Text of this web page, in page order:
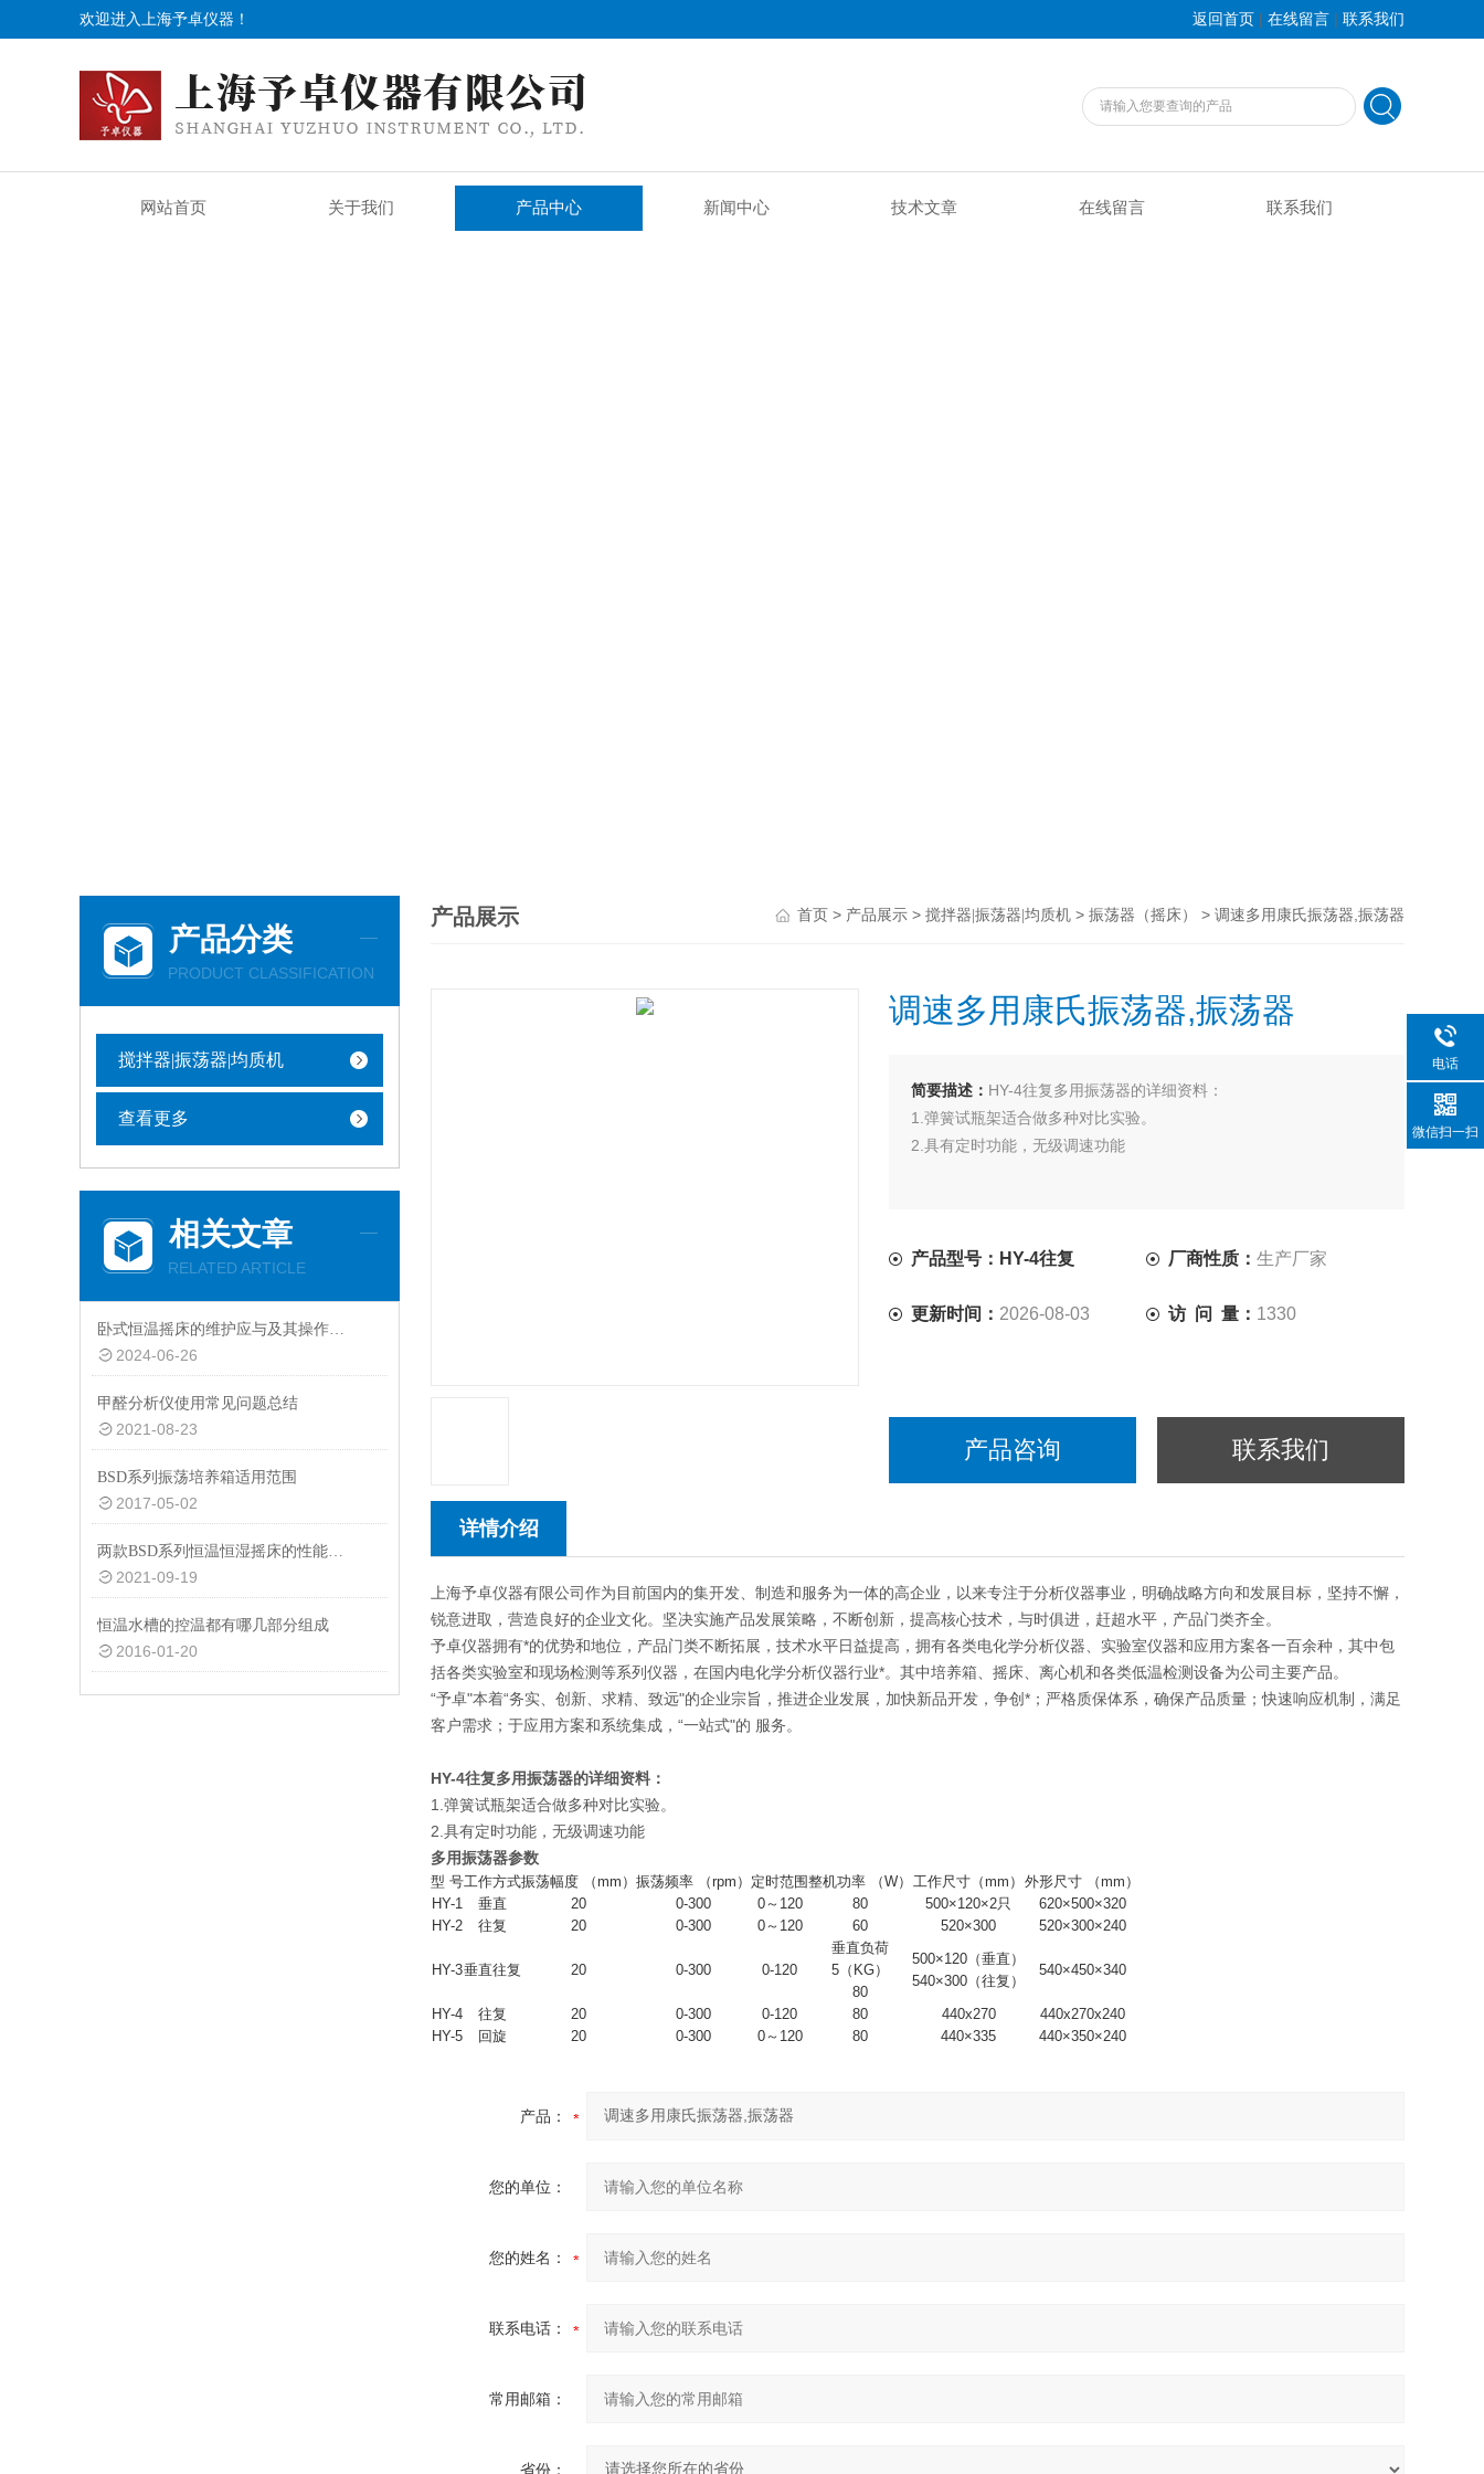
欢迎进入上海予卓仪器！ 返回首页 | 在线留言 | 联系我们
网站首页 关于我们 产品中心 新闻中心 技术文章 在线留言 联系我们
产品分类
PRODUCT CLASSIFICATION
搅拌器|振荡器|均质机
查看更多
相关文章
RELATED ARTICLE
卧式恒温摇床的维护应与及其操作、检修密切配合
2024-06-26
甲醛分析仪使用常见问题总结
2021-08-23
BSD系列振荡培养箱适用范围
2017-05-02
两款BSD系列恒温恒湿摇床的性能指标说明
2021-09-19
恒温水槽的控温都有哪几部分组成
2016-01-20
产品展示 首页 > 产品展示 > 搅拌器|振荡器|均质机 > 振荡器（摇床） > 调速多用康氏振荡器,振荡器
调速多用康氏振荡器,振荡器
简要描述： HY-4往复多用振荡器的详细资料：
1.弹簧试瓶架适合做多种对比实验。
2.具有定时功能，无级调速功能
产品型号：HY-4往复 厂商性质：生产厂家
更新时间： 2026-08-03 访 问 量： 1330
产品咨询 联系我们
详情介绍
上海予卓仪器有限公司作为目前国内的集开发、制造和服务为一体的高企业，以来专注于分析仪器事业，明确战略方向和发展目标，坚持不懈，
锐意进取，营造良好的企业文化。坚决实施产品发展策略，不断创新，提高核心技术，与时俱进，赶超水平，产品门类齐全。
予卓仪器拥有*的优势和地位，产品门类不断拓展，技术水平日益提高，拥有各类电化学分析仪器、实验室仪器和应用方案各一百余种，其中包
括各类实验室和现场检测等系列仪器，在国内电化学分析仪器行业*。其中培养箱、摇床、离心机和各类低温检测设备为公司主要产品。
“予卓"本着“务实、创新、求精、致远"的企业宗旨，推进企业发展，加快新品开发，争创*；严格质保体系，确保产品质量；快速响应机制，满足
客户需求；于应用方案和系统集成，“一站式"的 服务。
HY-4往复多用振荡器的详细资料：
1.弹簧试瓶架适合做多种对比实验。
2.具有定时功能，无级调速功能
多用振荡器参数
型 号工作方式振荡幅度 （mm） 振荡频率 （rpm） 定时范围整机功率 （W） 工作尺寸（mm） 外形尺寸 （mm）
HY-1
垂直 20 0-300 0～120 80 500×120×2只
620×500×320
HY-2
往复 20 0-300 0～120 60 520×300 520×300×240
HY-3垂直往复 20 0-300 0-120
垂直负荷
5（KG）
500×120（垂直）
540×300（往复）
540×450×340
80
HY-4
往复 20 0-300 0-120 80 440x270
440x270x240
HY-5
回旋 20 0-300 0～120 80 440×335 440×350×240
产品：
您的单位：
您的姓名：
联系电话：
常用邮箱：
省份：
电话
微信扫一扫